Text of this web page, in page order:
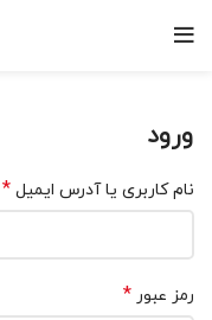
ورود
نام کاربری یا آدرس ایمیل *
رمز عبور *